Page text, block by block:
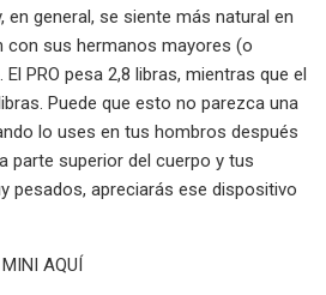
en general, se siente más natural en
con sus hermanos mayores (o
PRO pesa 2,8 libras, mientras que el
Puede que esto no parezca una
lo uses en tus hombros después
parte superior del cuerpo y tus
pesados, apreciarás ese dispositivo
AQUÍ